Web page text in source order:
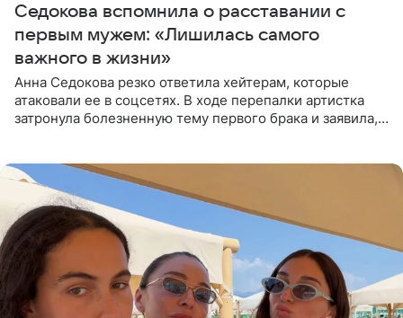
Седокова вспомнила о расставании с
первым мужем: «Лишилась самого
важного в жизни»
Анна Седокова резко ответила хейтерам, которые
атаковали ее в соцсетях. В ходе перепалки артистка
затронула болезненную тему первого брака и заявила,